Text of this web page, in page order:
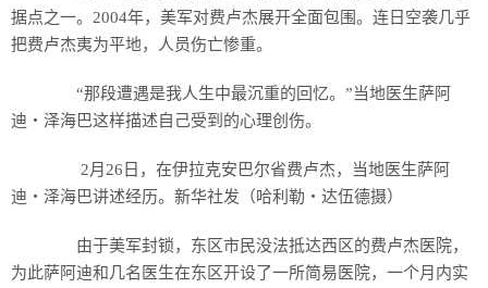
据点之一。2004年，美军对费卢杰展开全面包围。连日空袭几乎
把费卢杰夷为平地，人员伤亡惨重。
“那段遭遇是我人生中最沉重的回忆。”当地医生萨阿
迪・泽海巴这样描述自己受到的心理创伤。
2月26日，在伊拉克安巴尔省费卢杰，当地医生萨阿
迪・泽海巴讲述经历。新华社发（哈利勒・达伍德摄）
由于美军封锁，东区市民没法抵达西区的费卢杰医院，
为此萨阿迪和几名医生在东区开设了一所简易医院，一个月内实